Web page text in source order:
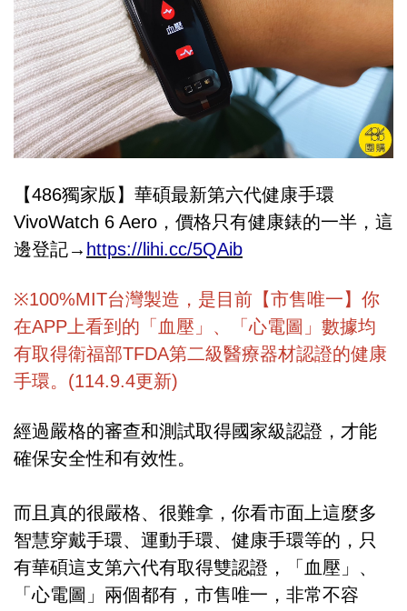
【486獨家版】華碩最新第六代健康手環
VivoWatch 6 Aero，價格只有健康錶的一半，這
邊登記→ https://lihi.cc/5QAib
※100%MIT台灣製造，是目前【市售唯一】你
在APP上看到的「血壓」、「心電圖」數據均
有取得衛福部TFDA第二級醫療器材認證的健康
手環。(114.9.4更新)
經過嚴格的審查和測試取得國家級認證，才能
確保安全性和有效性。
而且真的很嚴格、很難拿，你看市面上這麼多
智慧穿戴手環、運動手環、健康手環等的，只
有華碩這支第六代有取得雙認證，「血壓」、
「心電圖」兩個都有，市售唯一，非常不容